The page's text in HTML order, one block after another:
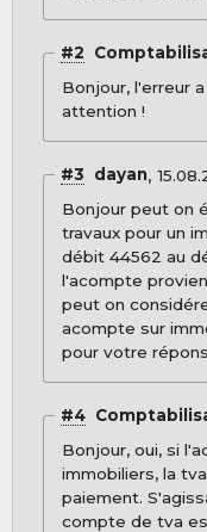
#2
Bonjour, l'erreur
attention !
#3 dayan
Bonjour peut on
travaux pour un
débit 44562 au
l'acompte
peut on
acompte sur
pour votre
#4
Bonjour, oui, si
immobiliers, la
paiement.
compte de tva